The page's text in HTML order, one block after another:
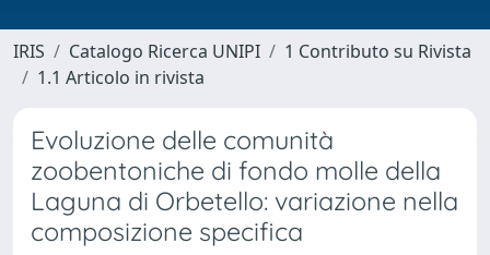
IRIS Catalogo Ricerca UNIPI
1 Contributo su Rivista
1.1 Articolo in rivista
Evoluzione delle comunità
zoobentoniche di fondo molle della
Laguna di Orbetello: variazione nella
composizione specifica